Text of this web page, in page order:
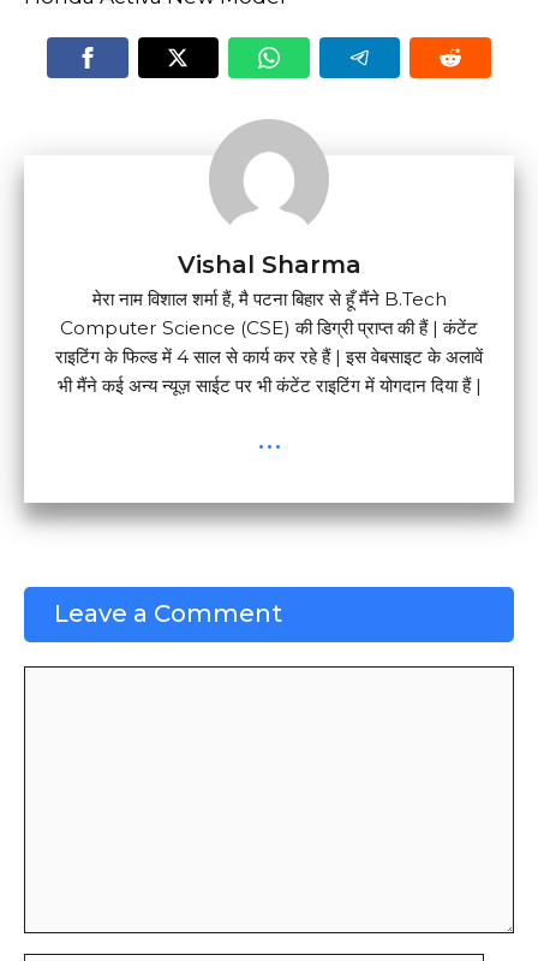
Vishal Sharma
मेरा नाम विशाल शर्मा हैं, मै पटना बिहार से हूँ मैंने B.Tech
Computer Science (CSE) की डिग्री प्राप्त की हैं | कंटेंट
राइटिंग के फिल्ड में 4 साल से कार्य कर रहे हैं | इस वेबसाइट के अलावें
भी मैंने कई अन्य न्यूज़ साईट पर भी कंटेंट राइटिंग में योगदान दिया हैं |
...
Leave a Comment